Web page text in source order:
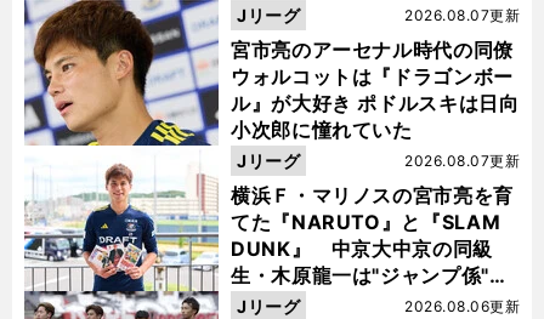
宮市亮のアーセナル時代の同僚
ウォルコットは『ドラゴンボー
ル』が大好き ポドルスキは日向
小次郎に憧れていた
2026.08.07更新
Jリーグ
横浜Ｆ・マリノスの宮市亮を育
てた『NARUTO』と『SLAM
DUNK』 中京大中京の同級
生・木原龍一は"ジャンプ係"だ
った
2026.08.07更新
Jリーグ
2026.08.06更新
Jリーグ